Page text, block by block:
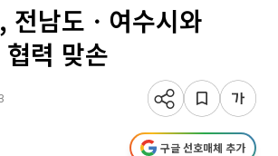
전남도ㆍ여수시와
력 맞손
구글 선호매체 추가